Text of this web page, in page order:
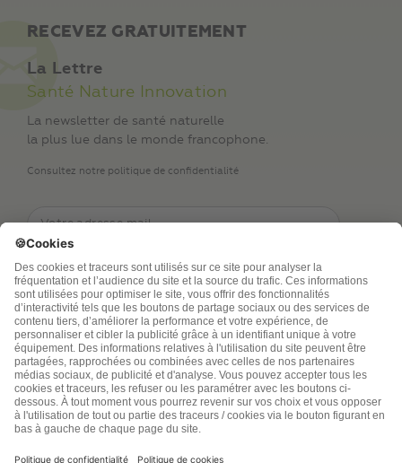
RECEVEZ GRATUITEMENT
La Lettre
Santé Nature Innovation
La newsletter de santé naturelle
la plus lue dans le monde francophone.
Consultez notre politique de confidentialité
TSA Publications SA collecte mes nom, prénom,
adresse de messagerie électronique et numéro de
téléphone afin de répondre aux demandes de
renseignements. Ce traitement est nécessaire à
l’exécution des mesures sollicitées. Pour en savoir
plus sur vos droits vous pouvez consulter notre
politique de confidentialité